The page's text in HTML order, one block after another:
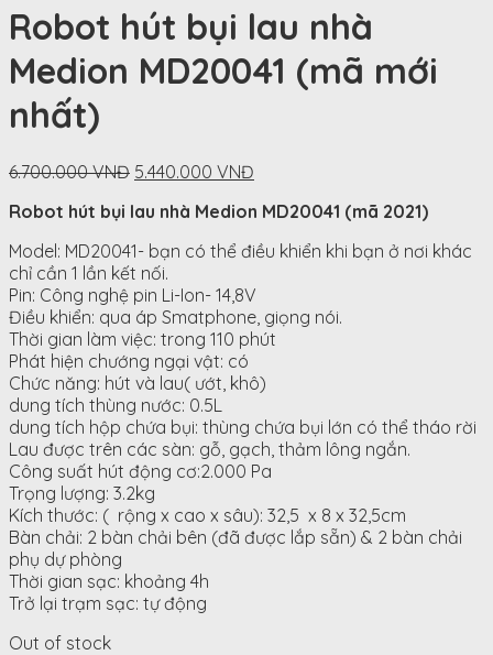
Robot hút bụi lau nhà
Medion MD20041 (mã mới
nhất)
6.700.000VNĐ Original
was:
VNĐ.
5.440.000 VNĐ
is:
VNĐ.
Robot hút bụi lau nhà Medion MD20041 (mã 2021)
Model: MD20041- bạn có thể điều khiển khi bạn ở nơi khác
chỉ cần 1 lần kết nối.
Pin: Công nghệ pin Li-Ion- 14,8V
Điều khiển: qua áp Smatphone, giọng nói.
Thời gian làm việc: trong 110 phút
Phát hiện chướng ngại vật: có
Chức năng: hút và lau( ướt, khô)
dung tích thùng nước: 0.5L
dung tích hộp chứa bụi: thùng chứa bụi lớn có thể tháo rời
Lau được trên các sàn: gỗ, gạch, thảm lông ngắn.
Công suất hút động cơ:2.000 Pa
Trọng lượng: 3.2kg
Kích thước: ( rộng x cao x sâu): 32,5 x 8 x 32,5cm
Bàn chải: 2 bàn chải bên (đã được lắp sẵn) & 2 bàn chải
phụ dự phòng
Thời gian sạc: khoảng 4h
Trở lại trạm sạc: tự động
Out of stock